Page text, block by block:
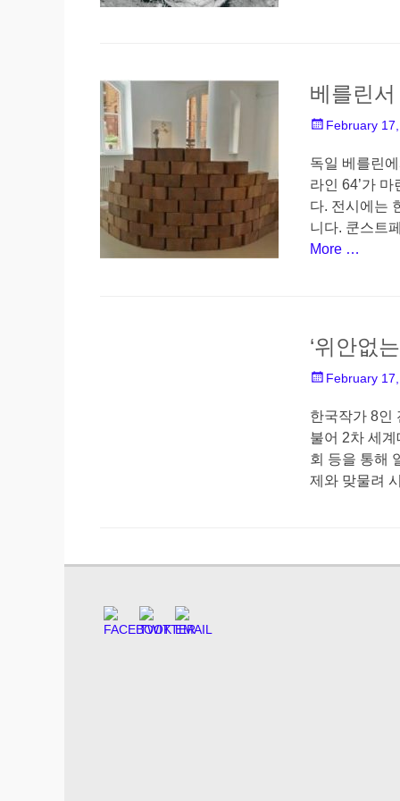
베를린
P
s
t
e
n
February
독일 베를린
라인 64’가
다. 전시에는
니다. 쿤스트
More …
‘위안없
P
s
t
e
February
한국작가 8인
불어 2차 세
회 등을 통해
제와 맞물려